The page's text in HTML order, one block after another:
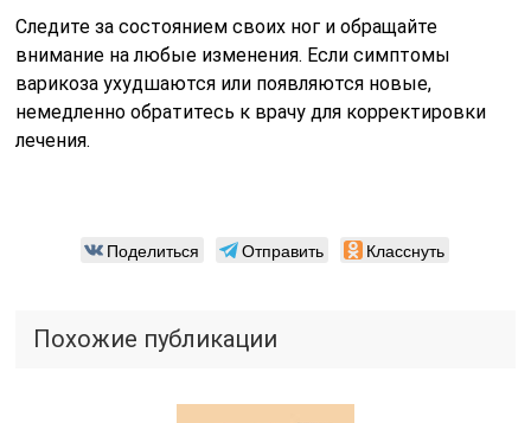
Следите за состоянием своих ног и обращайте
внимание на любые изменения. Если симптомы
варикоза ухудшаются или появляются новые,
немедленно обратитесь к врачу для корректировки
лечения.
Поделиться Отправить Класснуть
Похожие публикации